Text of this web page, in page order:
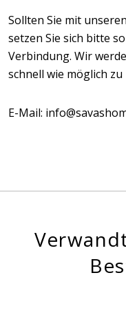
Sollten Sie mit
setzen Sie sich bitte
Verbindung. Wir
schnell wie möglich zu
E-Mail: